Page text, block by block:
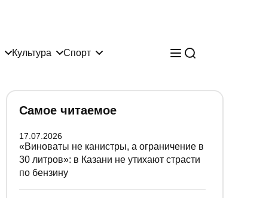
Культура Спорт
Самое читаемое
17.07.2026
«Виноваты не канистры, а ограничение в
30 литров»: в Казани не утихают страсти
по бензину